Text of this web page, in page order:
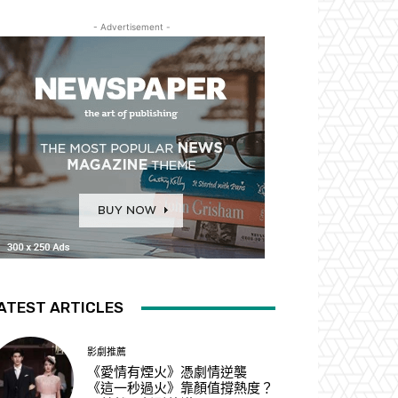
- Advertisement -
ARTICLES
影劇推薦
《愛情有煙火》憑劇情逆襲
《這一秒過火》靠顏值撐熱度？